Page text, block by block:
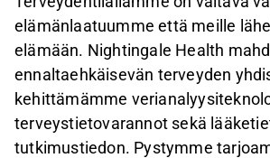
elämänlaatuumme että meille
elämään. Nightingale Health
ennaltaehkäisevän terveyden
kehittämämme
terveystietovarannot sekä
tutkimustiedon. Pystymme